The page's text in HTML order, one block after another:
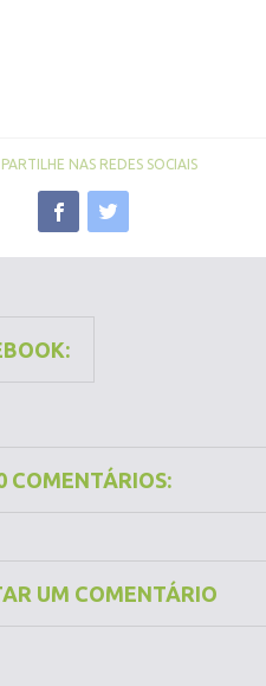
NAS REDES SOCIAIS
COMENTÁRIOS:
UM COMENTÁRIO